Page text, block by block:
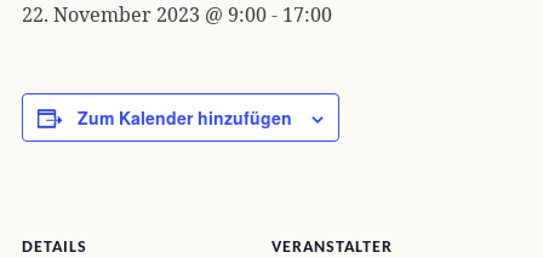
22. November 2023 @ 9:00- 17:00
Zum Kalender hinzufügen
DETAILS VERANSTALTER